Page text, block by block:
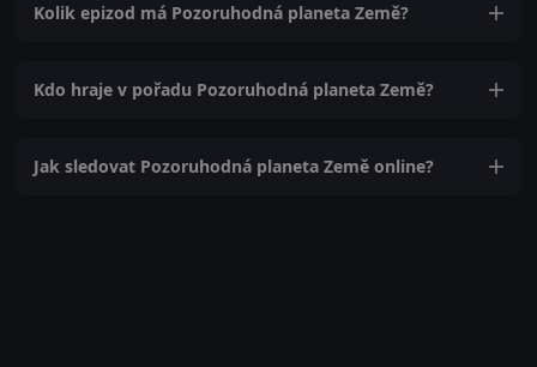
Kolik epizod má Pozoruhodná planeta Země?
Kdo hraje v pořadu Pozoruhodná planeta Země?
Jak sledovat Pozoruhodná planeta Země online?